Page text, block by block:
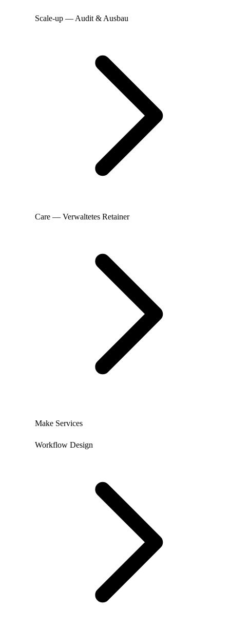
Scale-up — Audit & Ausbau
Care — Verwaltetes Retainer
Make Services
Workflow Design